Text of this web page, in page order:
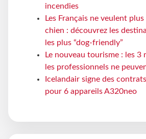
incendies
Les Français ne veulent
chien : découvrez les
les plus “dog-friendly”
Le nouveau tourisme : les 3
les professionnels ne
Icelandair signe des
pour 6 appareils A320neo